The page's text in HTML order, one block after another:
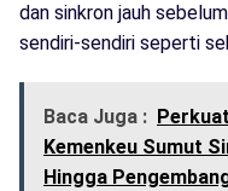
dan sinkron jauh
sendiri-sendiri seperti
Baca Juga :
Kemenkeu Sumut
Hingga